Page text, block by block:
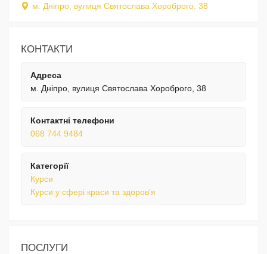
м. Дніпро, вулиця Святослава Хороброго, 38
КОНТАКТИ
Адреса
м. Дніпро, вулиця Святослава Хороброго, 38
Контактні телефони
068 744 9484
Категорії
Курси
Курси у сфері краси та здоров'я
ПОСЛУГИ